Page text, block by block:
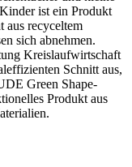
ist ein Produkt
aus recyceltem
sich abnehmen.
Kreislaufwirtschaft
Schnitt aus,
Green Shape-
Produkt aus